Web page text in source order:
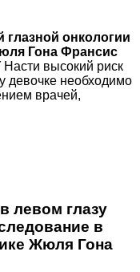
глазной онкологии
Гона Франсис
Насти высокий риск
девочке необходимо
врачей,
левом глазу
в
Жюля Гона